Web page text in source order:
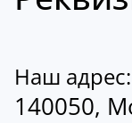
Наш адрес:
140050,